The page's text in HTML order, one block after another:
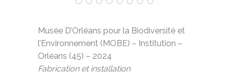
Musée D’Orléans pour la Biodiversité et
l’Environnement (MOBE) – Institution –
Orléans (45) – 2024
Fabrication et installation